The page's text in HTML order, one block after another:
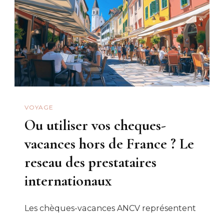
VOYAGE
Ou utiliser vos cheques-
vacances hors de France ? Le
reseau des prestataires
internationaux
Les chèques-vacances ANCV représentent